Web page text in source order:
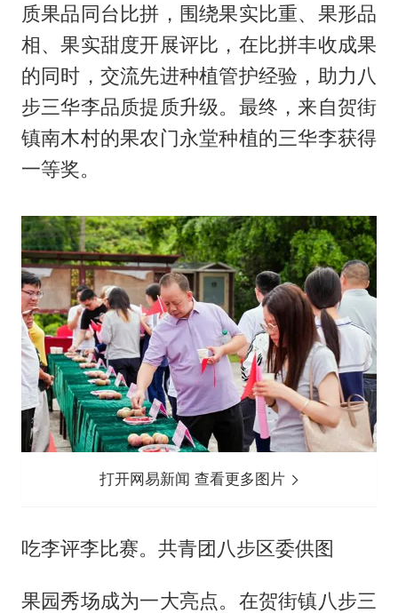
质果品同台比拼，围绕果实比重、果形品
相、果实甜度开展评比，在比拼丰收成果
的同时，交流先进种植管护经验，助力八
步三华李品质提质升级。最终，来自贺街
镇南木村的果农门永堂种植的三华李获得
一等奖。
打开网易新闻 查看更多图片
吃李评李比赛。共青团八步区委供图
果园秀场成为一大亮点。在贺街镇八步三